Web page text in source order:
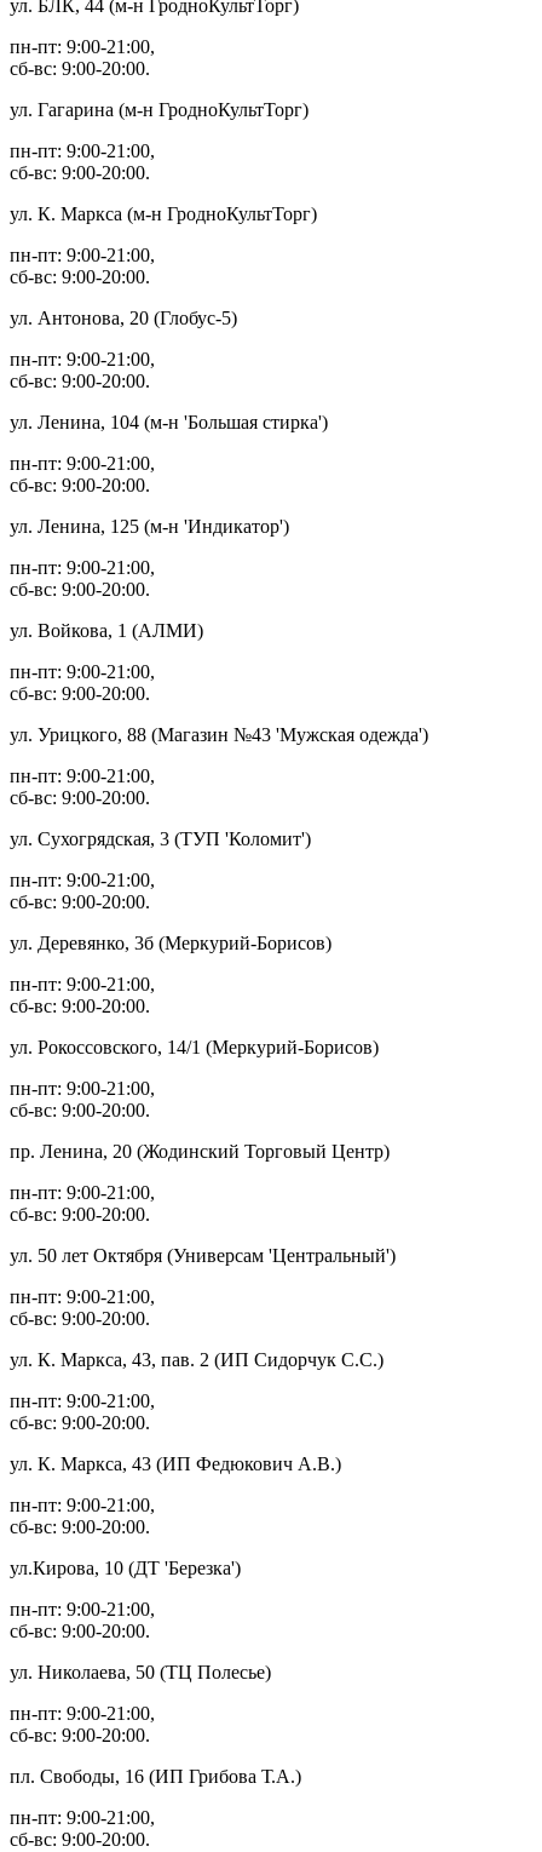
ул. БЛК, 44 (м-н ГродноКультТорг)
пн-пт: 9:00-21:00,
сб-вс: 9:00-20:00.
ул. Гагарина (м-н ГродноКультТорг)
пн-пт: 9:00-21:00,
сб-вс: 9:00-20:00.
ул. К. Маркса (м-н ГродноКультТорг)
пн-пт: 9:00-21:00,
сб-вс: 9:00-20:00.
ул. Антонова, 20 (Глобус-5)
пн-пт: 9:00-21:00,
сб-вс: 9:00-20:00.
ул. Ленина, 104 (м-н 'Большая стирка')
пн-пт: 9:00-21:00,
сб-вс: 9:00-20:00.
ул. Ленина, 125 (м-н 'Индикатор')
пн-пт: 9:00-21:00,
сб-вс: 9:00-20:00.
ул. Войкова, 1 (АЛМИ)
пн-пт: 9:00-21:00,
сб-вс: 9:00-20:00.
ул. Урицкого, 88 (Магазин №43 'Мужская одежда')
пн-пт: 9:00-21:00,
сб-вс: 9:00-20:00.
ул. Сухогрядская, 3 (ТУП 'Коломит')
пн-пт: 9:00-21:00,
сб-вс: 9:00-20:00.
ул. Деревянко, 3б (Меркурий-Борисов)
пн-пт: 9:00-21:00,
сб-вс: 9:00-20:00.
ул. Рокоссовского, 14/1 (Меркурий-Борисов)
пн-пт: 9:00-21:00,
сб-вс: 9:00-20:00.
пр. Ленина, 20 (Жодинский Торговый Центр)
пн-пт: 9:00-21:00,
сб-вс: 9:00-20:00.
ул. 50 лет Октября (Универсам 'Центральный')
пн-пт: 9:00-21:00,
сб-вс: 9:00-20:00.
ул. К. Маркса, 43, пав. 2 (ИП Сидорчук С.С.)
пн-пт: 9:00-21:00,
сб-вс: 9:00-20:00.
ул. К. Маркса, 43 (ИП Федюкович А.В.)
пн-пт: 9:00-21:00,
сб-вс: 9:00-20:00.
ул.Кирова, 10 (ДТ 'Березка')
пн-пт: 9:00-21:00,
сб-вс: 9:00-20:00.
ул. Николаева, 50 (ТЦ Полесье)
пн-пт: 9:00-21:00,
сб-вс: 9:00-20:00.
пл. Свободы, 16 (ИП Грибова Т.А.)
пн-пт: 9:00-21:00,
сб-вс: 9:00-20:00.